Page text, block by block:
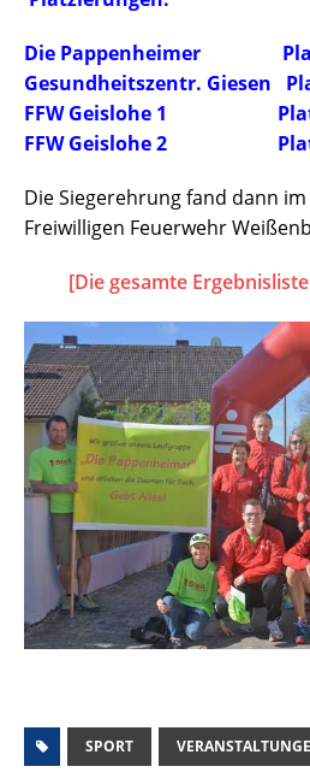
Die Pappenheimer Platz
Gesundheitszentr. Giesen
FFW Geislohe 1 Platz
FFW Geislohe 2 Platz
Die Siegerehrung fand dann
Freiwilligen Feuerwehr
[Die gesamte
SPORT